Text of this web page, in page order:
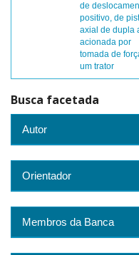
de
positivo, de
axial de dupla
acionada por
tomada de
um trator
Busca facetada
Autor
Orientador
Membros da Banca